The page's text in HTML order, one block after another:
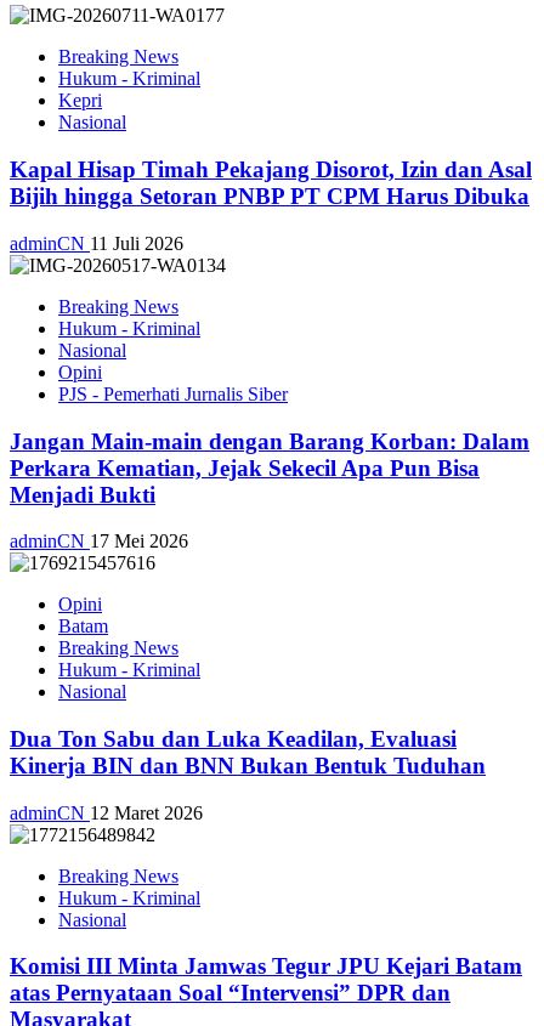
Breaking News
Hukum - Kriminal
Kepri
Nasional
Kapal Hisap Timah Pekajang Disorot, Izin dan Asal
Bijih hingga Setoran PNBP PT CPM Harus Dibuka
adminCN 11 Juli 2026
Breaking News
Hukum - Kriminal
Nasional
Opini
PJS - Pemerhati Jurnalis Siber
Jangan Main-main dengan Barang Korban: Dalam
Perkara Kematian, Jejak Sekecil Apa Pun Bisa
Menjadi Bukti
adminCN 17 Mei 2026
Opini
Batam
Breaking News
Hukum - Kriminal
Nasional
Dua Ton Sabu dan Luka Keadilan, Evaluasi
Kinerja BIN dan BNN Bukan Bentuk Tuduhan
adminCN 12 Maret 2026
Breaking News
Hukum - Kriminal
Nasional
Komisi III Minta Jamwas Tegur JPU Kejari Batam
atas Pernyataan Soal “Intervensi” DPR dan
Masyarakat